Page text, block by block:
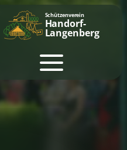
Schützenverein
Handorf-
Langenberg